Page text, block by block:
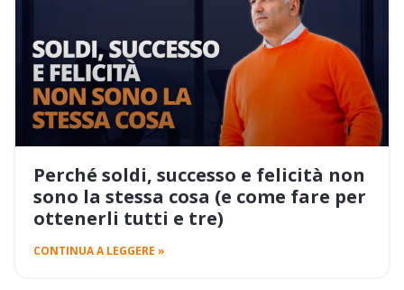
Perché soldi, successo e felicità non
sono la stessa cosa (e come fare per
ottenerli tutti e tre)
CONTINUA A LEGGERE »